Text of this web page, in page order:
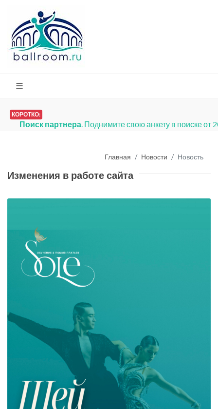
КОРОТКО:
Поиск партнера. Поднимите свою анкету в поиске от
Главная Новости Новость
Изменения в работе сайта